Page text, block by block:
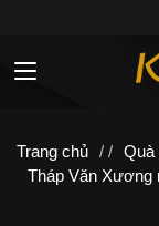
Toggle navigation
Trang chủ / / Quà
Tháp Văn Xương